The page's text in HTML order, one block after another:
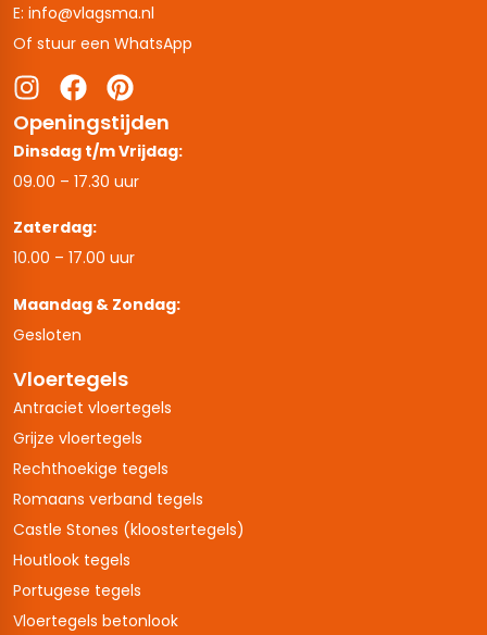
E: info@vlagsma.nl
Of stuur een WhatsApp
Openingstijden
Dinsdag t/m Vrijdag:
09.00 – 17.30 uur
Zaterdag:
10.00 – 17.00 uur
Maandag & Zondag:
Gesloten
Vloertegels
Antraciet vloertegels
Grijze vloertegels
Rechthoekige tegels
Romaans verband tegels
Castle Stones (kloostertegels)
Houtlook tegels
Portugese tegels
Vloertegels betonlook